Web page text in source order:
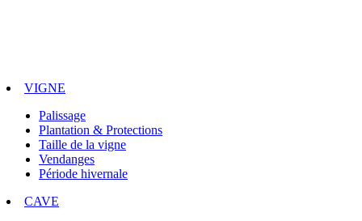
VIGNE
Palissage
Plantation & Protections
Taille de la vigne
Vendanges
Période hivernale
CAVE